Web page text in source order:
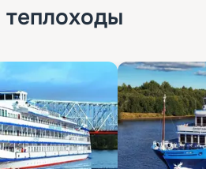
теплоходы